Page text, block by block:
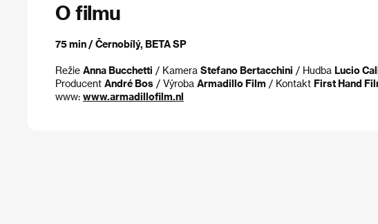
O filmu
75 min / Černobílý, BETA SP
Režie Anna Bucchetti / Kamera Stefano Bertacchini / Hudba Lucio
Producent André Bos / Výroba Armadillo Film / Kontakt First Hand
www: www.armadillofilm.nl